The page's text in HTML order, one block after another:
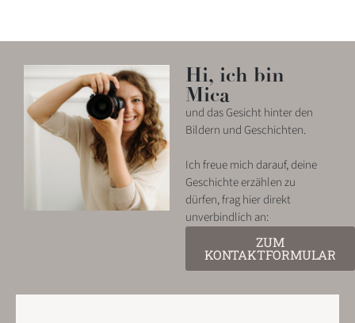
Hi, ich bin
Mica
und das Gesicht hinter den
Bildern und Geschichten.
Ich freue mich darauf, deine
Geschichte erzählen zu
dürfen, frag hier direkt
unverbindlich an:
ZUM
KONTAKTFORMULAR